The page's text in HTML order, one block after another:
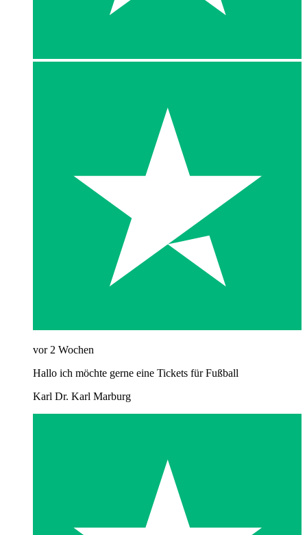
vor 2 Wochen
Hallo ich möchte gerne eine Tickets für Fußball
Karl Dr. Karl Marburg